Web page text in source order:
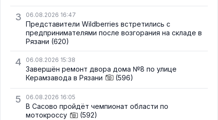
3 06.08.2026 16:47
Представители Wildberries встретились с
предпринимателями после возгорания на складе в
Рязани (620)
4 06.08.2026 15:38
Завершён ремонт двора дома №8 по улице
Керамзавода в Рязани
(596)
5 06.08.2026 16:05
В Сасово пройдёт чемпионат области по
мотокроссу
(592)